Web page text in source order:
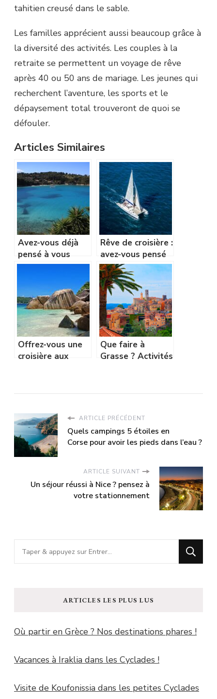
tahitien creusé dans le sable.
Les familles apprécient aussi beaucoup grâce à
la diversité des activités. Les couples à la
retraite se permettent un voyage de rêve
après 40 ou 50 ans de mariage. Les jeunes qui
recherchent l’aventure, les sports et le
dépaysement total trouveront de quoi se
défouler.
Articles Similaires
Avez-vous déjà
pensé à vous
rendre sur l’île de
Rêve de croisière :
avez-vous pensé
au catamaran ?
Offrez-vous une
croisière aux
Que faire à
Grasse ? Activités
ARTICLE PRÉCÉDENT
Quels campings 5 étoiles en
Corse pour avoir les pieds dans l’eau ?
ARTICLE SUIVANT
Un séjour réussi à Nice ? pensez à
votre stationnement
Vous
recherchiez
ARTICLES LES PLUS LUS
Où partir en Grèce ? Nos destinations phares !
Vacances à Iraklia dans les Cyclades !
Visite de Koufonissia dans les petites Cyclades